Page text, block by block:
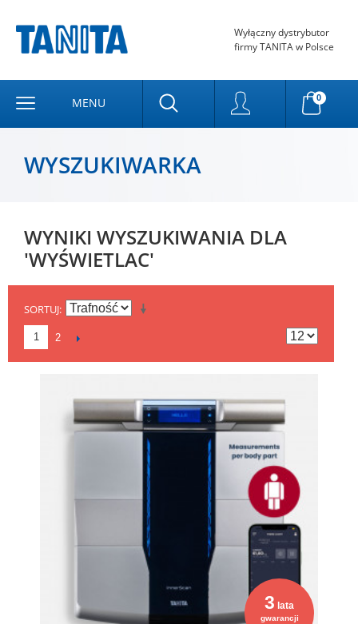
Wyłączny dystrybutor
firmy TANITA w Polsce
MENU 0
WYSZUKIWARKA
WYNIKI WYSZUKIWANIA DLA
'WYŚWIETLAC'
SORTUJ
1 2
3 lata
gwarancji